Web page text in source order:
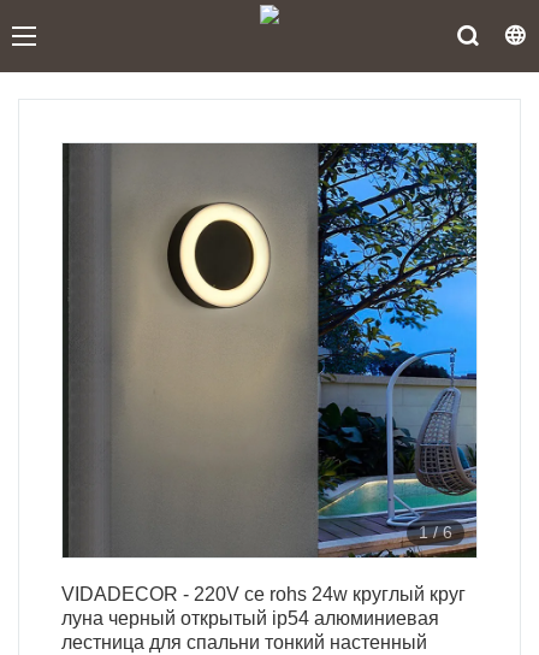
1/6
VIDADECOR - 220V ce rohs 24w круглый круг
луна черный открытый ip54 алюминиевая
лестница для спальни тонкий настенный